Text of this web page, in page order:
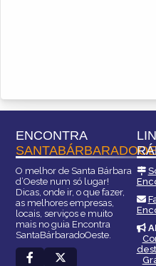
ENCONTRA
O melhor de Santa Bárbara
d’Oeste num só lugar!
Dicas, onde ir, o que fazer,
as melhores empresas,
locais, serviços e muito
mais no guia Encontra
SantaBárbaradoOeste.